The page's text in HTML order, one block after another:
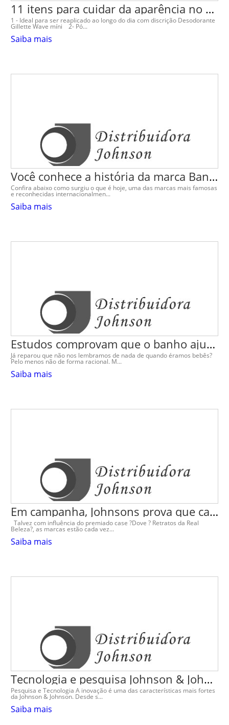
11 itens para cuidar da aparência no ambiente de trabalho
1 - Ideal para ser reaplicado ao longo do dia com discrição Desodorante
Gillette Wave míni 2- Pó...
Saiba mais
Você conhece a história da marca Band-Aid?
Confira abaixo como surgiu o que é hoje, uma das marcas mais famosas
e reconhecidas internacionalmen...
Saiba mais
Estudos comprovam que o banho ajuda no desenvolvimento saudável d
Já reparou que não nos lembramos de nada de quando éramos bebês?
Pelo menos não de forma racional. M...
Saiba mais
Em campanha, Johnsons prova que carinho gera carinho
Talvez com influência do premiado case ?Dove ? Retratos da Real
Beleza?, as marcas estão cada vez...
Saiba mais
Tecnologia e pesquisa Johnson & Johnson
Pesquisa e Tecnologia A inovação é uma das características mais fortes
da Johnson & Johnson. Desde s...
Saiba mais